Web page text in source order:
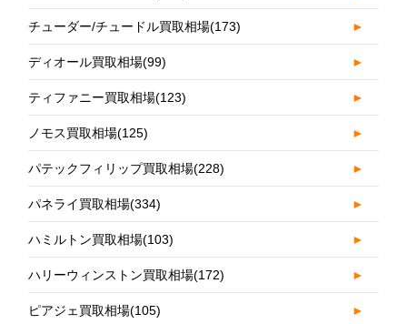
チューダー/チュードル買取相場(173) ►
ディオール買取相場(99) ►
ティファニー買取相場(123) ►
ノモス買取相場(125) ►
パテックフィリップ買取相場(228) ►
パネライ買取相場(334) ►
ハミルトン買取相場(103) ►
ハリーウィンストン買取相場(172) ►
ピアジェ買取相場(105) ►